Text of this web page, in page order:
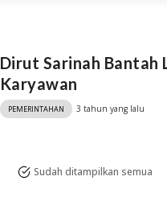
Dirut Sarinah Bantah
Karyawan
PEMERINTAHAN 3 tahun yang lalu
Sudah ditampilkan semua